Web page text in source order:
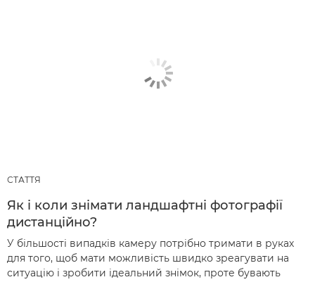
СТАТТЯ
Як і коли знімати ландшафтні фотографії
дистанційно?
У більшості випадків камеру потрібно тримати в руках
для того, щоб мати можливість швидко зреагувати на
ситуацію і зробити ідеальний знімок, проте бувають